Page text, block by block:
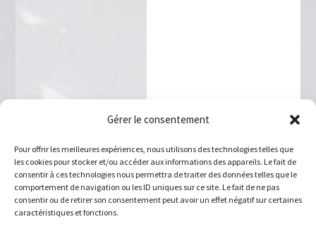
Gérer le consentement
Pour offrir les meilleures expériences, nous utilisons des technologies telles que
les cookies pour stocker et/ou accéder aux informations des appareils. Le fait de
consentir à ces technologies nous permettra de traiter des données telles que le
comportement de navigation ou les ID uniques sur ce site. Le fait de ne pas
consentir ou de retirer son consentement peut avoir un effet négatif sur certaines
caractéristiques et fonctions.